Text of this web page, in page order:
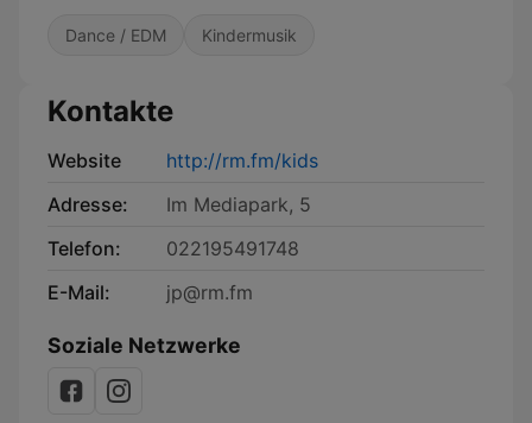
Dance / EDM Kindermusik
Kontakte
Website
http://rm.fm/kids
Adresse:
Im Mediapark, 5
Telefon:
022195491748
E-Mail:
jp@rm.fm
Soziale Netzwerke